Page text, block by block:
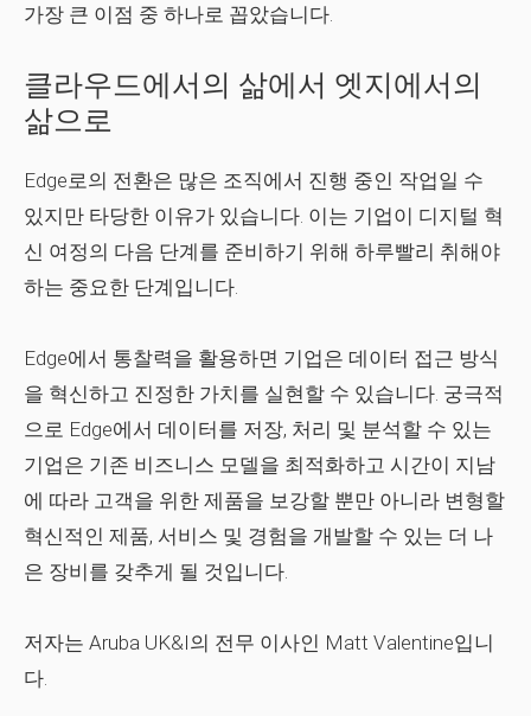
가장 큰 이점 중 하나로 꼽았습니다.
클라우드에서의 삶에서 엣지에서의
삶으로
Edge로의 전환은 많은 조직에서 진행 중인 작업일 수
있지만 타당한 이유가 있습니다. 이는 기업이 디지털 혁
신 여정의 다음 단계를 준비하기 위해 하루빨리 취해야
하는 중요한 단계입니다.
Edge에서 통찰력을 활용하면 기업은 데이터 접근 방식
을 혁신하고 진정한 가치를 실현할 수 있습니다. 궁극적
으로 Edge에서 데이터를 저장, 처리 및 분석할 수 있는
기업은 기존 비즈니스 모델을 최적화하고 시간이 지남
에 따라 고객을 위한 제품을 보강할 뿐만 아니라 변형할
혁신적인 제품, 서비스 및 경험을 개발할 수 있는 더 나
은 장비를 갖추게 될 것입니다.
저자는 Aruba UK&I의 전무 이사인 Matt Valentine입니
다.